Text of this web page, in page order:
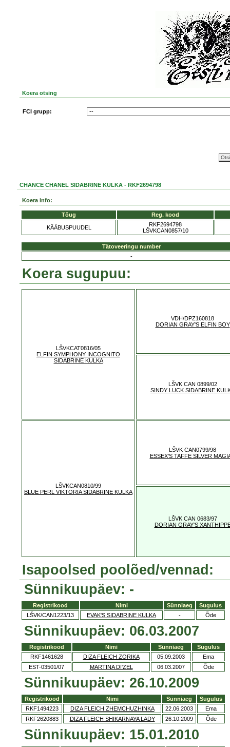
Koera otsing
FCI grupp:
CHANCE CHANEL SIDABRINE KULKA - RKF2694798
Koera info:
Tõug Reg. kood
KÄÄBUSPUUDEL
RKF2694798
LŠVKCAN0857/10
Tätoveeringu number
-
Koera sugupuu:
LŠVKCAT0816/05
ELFIN SYMPHONY INCOGNITO
SIDABRINE KULKA
VDH/DPZ160818
DORIAN GRAY'S ELFIN BOY
LŠVK CAN 0899/02
SINDY LUCK SIDABRINE
LŠVKCAN0810/99
BLUE PERL VIKTORIA SIDABRINE KULKA
LŠVK CAN0799/98
ESSEX'S TAFFE SILVER
LŠVK CAN 0683/97
DORIAN GRAY'S
Isapoolsed poolõed/vennad:
Sünnikuupäev: -
Registrikood Nimi Sünniaeg
Sugulus
LŠVK/CAN1223/13
EVAK'S SIDABRINE KULKA - Õde
Sünnikuupäev: 06.03.2007
Registrikood Nimi Sünniaeg
Sugulus
RKF1461628
DIZA FLEICH ZORIKA 05.09.2003
Ema
EST-03501/07
MARTINA DI'ZEL 06.03.2007 Õde
Sünnikuupäev: 26.10.2009
Registrikood Nimi Sünniaeg
Sugulus
RKF1494223
DIZA FLEICH ZHEMCHUZHINKA 22.06.2003
Ema
RKF2620883
DIZA FLEICH SHIKARNAYA LADY 26.10.2009 Õde
Sünnikuupäev: 15.01.2010